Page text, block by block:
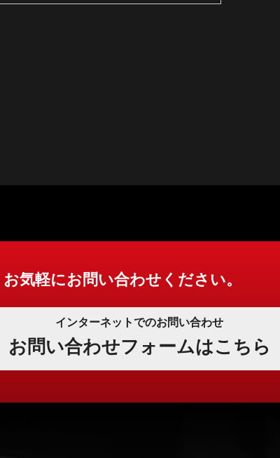
気軽にお問い合わせください。
インターネットでのお問い合わせ
お問い合わせフォームはこちら